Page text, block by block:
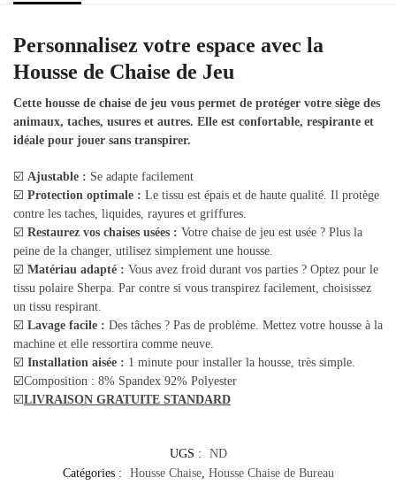
Personnalisez votre espace avec la
Housse de Chaise de Jeu
Cette housse de chaise de jeu vous permet de protéger votre siège des
animaux, taches, usures et autres. Elle est confortable, respirante et
idéale pour jouer sans transpirer.
☑️ Ajustable : Se adapte facilement
☑️ Protection optimale : Le tissu est épais et de haute qualité. Il protège
contre les taches, liquides, rayures et griffures.
☑️ Restaurez vos chaises usées : Votre chaise de jeu est usée ? Plus la
peine de la changer, utilisez simplement une housse.
☑️ Matériau adapté : Vous avez froid durant vos parties ? Optez pour le
tissu polaire Sherpa. Par contre si vous transpirez facilement, choisissez
un tissu respirant.
☑️ Lavage facile : Des tâches ? Pas de problème. Mettez votre housse à la
machine et elle ressortira comme neuve.
☑️ Installation aisée : 1 minute pour installer la housse, très simple.
☑️Composition : 8% Spandex 92% Polyester
☑️LIVRAISON GRATUITE STANDARD
UGS :
ND
Catégories :
Housse Chaise, Housse Chaise de Bureau